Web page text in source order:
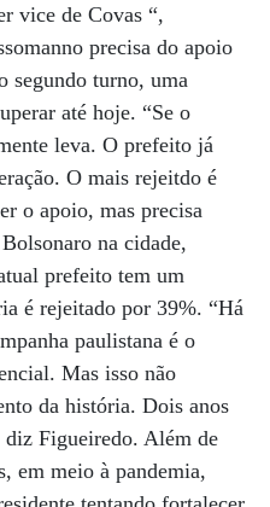
vice de Covas “,
precisa do apoio
segundo turno, uma
até hoje. “Se o
leva. O prefeito já
O mais rejeitdo é
o apoio, mas precisa
na cidade,
prefeito tem um
é rejeitado por 39%. “Há
paulistana é o
Mas isso não
da história. Dois anos
diz Figueiredo. Além de
em meio à pandemia,